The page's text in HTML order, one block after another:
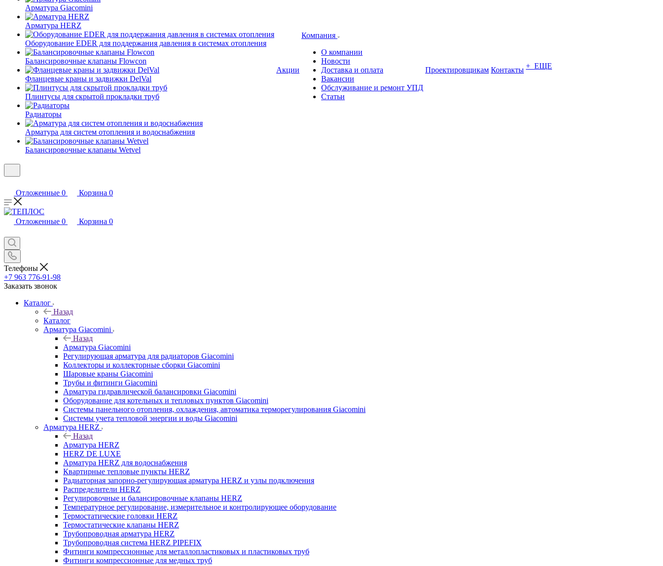
Арматура Giacomini
Арматура HERZ
Оборудование EDER для поддержания давления в системах отопления
Балансировочные клапаны Flowcon
Фланцевые краны и задвижки DelVal
Плинтусы для скрытой прокладки труб
Радиаторы
Арматура для систем отопления и водоснабжения
Балансировочные клапаны Wetvel
Акции
Компания
О компании
Новости
Доставка и оплата
Вакансии
Обслуживание и ремонт УПД
Статьи
Проектировщикам Контакты + ЕЩЕ
Отложенные 0 Корзина 0
Отложенные 0 Корзина 0
Телефоны
+7 963 776-91-98
Заказать звонок
Каталог
Назад
Каталог
Арматура Giacomini
Назад
Арматура Giacomini
Регулирующая арматура для радиаторов Giacomini
Коллекторы и коллекторные сборки Giacomini
Шаровые краны Giacomini
Трубы и фитинги Giacomini
Арматура гидравлической балансировки Giacomini
Оборудование для котельных и тепловых пунктов Giacomini
Системы панельного отопления, охлаждения, автоматика терморегулирования Giacomini
Системы учета тепловой энергии и воды Giacomini
Арматура HERZ
Назад
Арматура HERZ
HERZ DE LUXE
Арматура HERZ для водоснабжения
Квартирные тепловые пункты HERZ
Радиаторная запорно-регулирующая арматура HERZ и узлы подключения
Распределители HERZ
Регулировочные и балансировочные клапаны HERZ
Температурное регулирование, измерительное и контролирующее оборудование
Термостатические головки HERZ
Термостатические клапаны HERZ
Трубопроводная арматура HERZ
Трубопроводная система HERZ PIPEFIX
Фитинги компрессионные для металлопластиковых и пластиковых труб
Фитинги компрессионные для медных труб